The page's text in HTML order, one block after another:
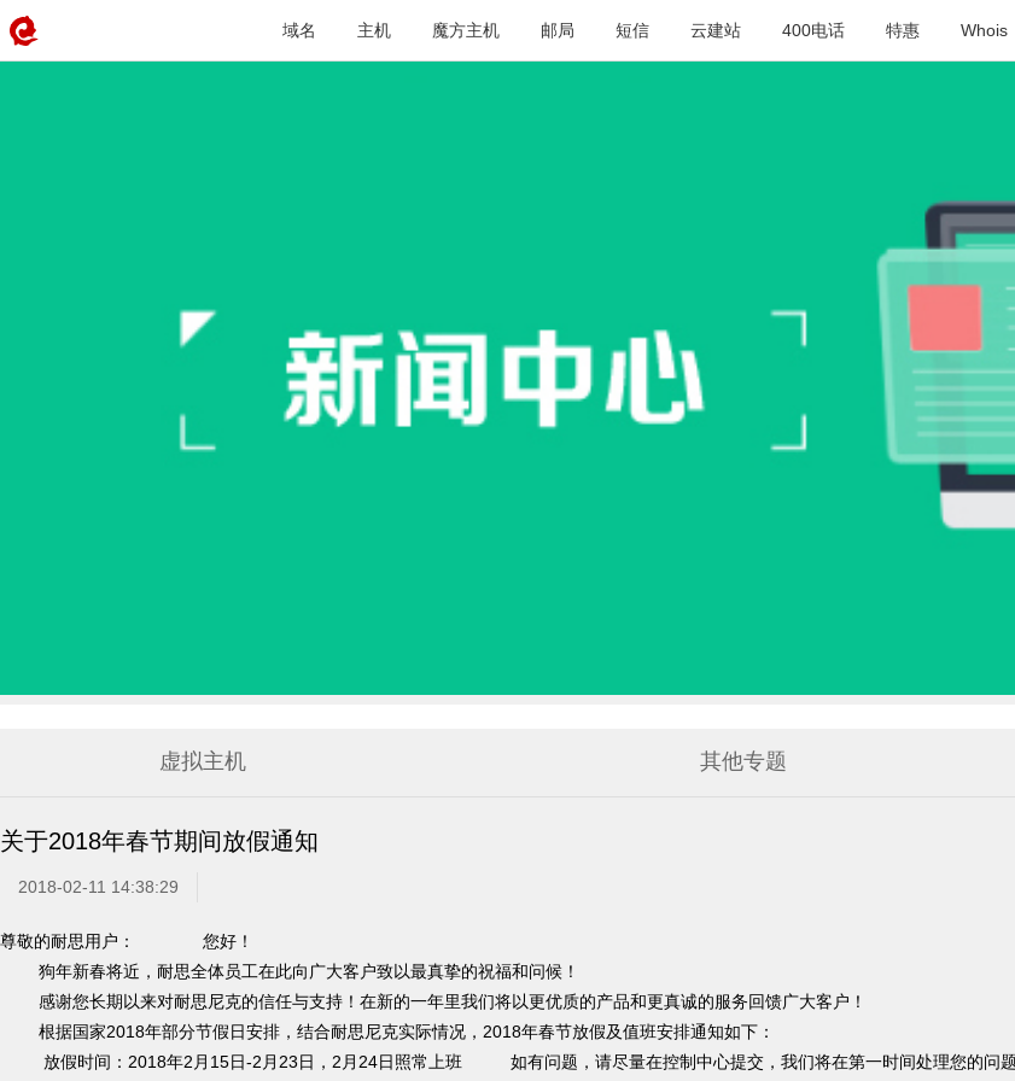
域名 主机 魔方主机 邮局 短信 云建站 400电话 特惠 Whois
虚拟主机 其他专题
关于2018年春节期间放假通知
2018-02-11 14:38:29
尊敬的耐思用户：
您好！
狗年新春将近，耐思全体员工在此向广大客户致以最真挚的祝福和问候！
感谢您长期以来对耐思尼克的信任与支持！在新的一年里我们将以更优质的产品和更真诚的服务回馈广大客户！
根据国家2018年部分节假日安排，结合耐思尼克实际情况，2018年春节放假及值班安排通知如下：
放假时间：2018年2月15日-2月23日，2月24日照常上班
如有问题，请尽量在控制中心提交，我们将在第一时间处理您的问